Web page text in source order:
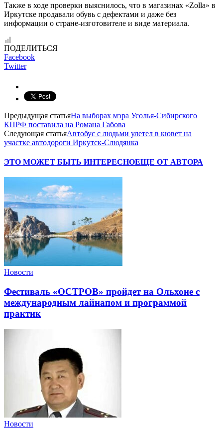
Также в ходе проверки выяснилось, что в магазинах «Zolla» в
Иркутске продавали обувь с дефектами и даже без
информации о стране-изготовителе и виде материала.
ПОДЕЛИТЬСЯ
Facebook
Twitter
Предыдущая статьяНа выборах мэра Усолья-Сибирского
КПРФ поставила на Романа Габова
Следующая статьяАвтобус с людьми улетел в кювет на
участке автодороги Иркутск-Слюдянка
ЭТО МОЖЕТ БЫТЬ ИНТЕРЕСНОЕЩЕ ОТ АВТОРА
Новости
Фестиваль «ОСТРОВ» пройдет на Ольхоне с
международным лайнапом и программой
практик
Новости